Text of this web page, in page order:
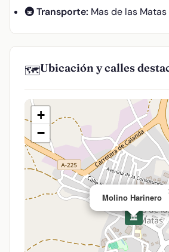
🚇 Transporte: Mas de las
🗺️Ubicación y calles
🏛️
Molino Harinero
+
−